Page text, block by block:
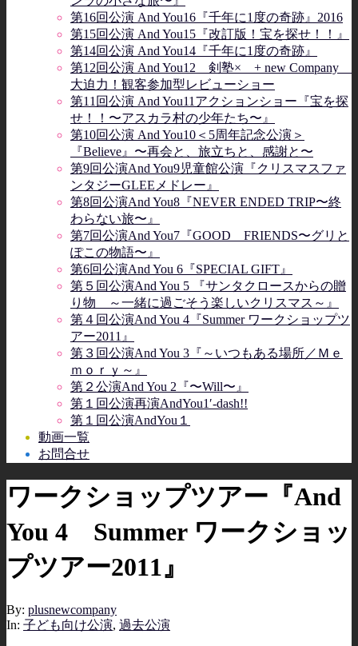
第16回公演 And You16『千年に1度の奇跡』2016
第15回公演 And You15『改訂版！宝を探せ！！』
第14回公演 And You14『千年に1度の奇跡』
第12回公演 And You12 剣塾× + new Company
大迫力！観客参加型レビューショー
第11回公演 And You11アクションショー『宝を探
せ！！〜アスカラ村の少年たち〜』
第10回公演 And You10＜5周年記念公演＞
『Believe』〜再会と、旅立ちと、感謝と〜
第9回公演And You9児童館公演『クリスマスファ
ンタジーGLEEメドレー』
第8回公演And You8『NEVER ENDED TRIP〜終
わらない旅〜』
第7回公演And You7『GOOD FRIENDS〜グリと
ぽこの物語〜』
第6回公演And You 6『SPECIAL GIFT』
第５回公演And You 5 『サンタクロースからの贈
り物 ～一緒に過ごそう楽しいクリスマス～』
第４回公演And You 4『Summer ワークショップツ
アー2011』
第３回公演And You 3『～いつもある場所／Ｍｅ
ｍｏｒｙ～』
第２公演And You 2『〜Will〜』
第１回公演再演AndYou1′-dash!!
第１回公演AndYou１
動画一覧
お問合せ
ワークショップツアー『And
You 4 Summer ワークショッ
プツアー2011』
By: plusnewcompany
In: 子ども向け公演, 過去公演